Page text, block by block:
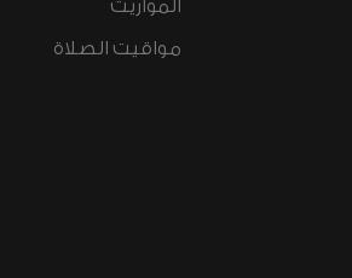
المواريث
مواقيت الصلاة